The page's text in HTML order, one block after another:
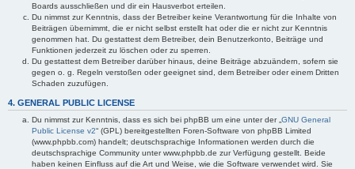
Boards ausschließen und dir ein Hausverbot erteilen.
Du nimmst zur Kenntnis, dass der Betreiber keine Verantwortung für die Inhalte von
Beiträgen übernimmt, die er nicht selbst erstellt hat oder die er nicht zur Kenntnis
genommen hat. Du gestattest dem Betreiber, dein Benutzerkonto, Beiträge und
Funktionen jederzeit zu löschen oder zu sperren.
Du gestattest dem Betreiber darüber hinaus, deine Beiträge abzuändern, sofern sie
gegen o. g. Regeln verstoßen oder geeignet sind, dem Betreiber oder einem Dritten
Schaden zuzufügen.
4. GENERAL PUBLIC LICENSE
Du nimmst zur Kenntnis, dass es sich bei phpBB um eine unter der „ GNU General
Public License v2“ (GPL) bereitgestellten Foren-Software von phpBB Limited
(www.phpbb.com) handelt; deutschsprachige Informationen werden durch die
deutschsprachige Community unter www.phpbb.de zur Verfügung gestellt. Beide
haben keinen Einfluss auf die Art und Weise, wie die Software verwendet wird. Sie